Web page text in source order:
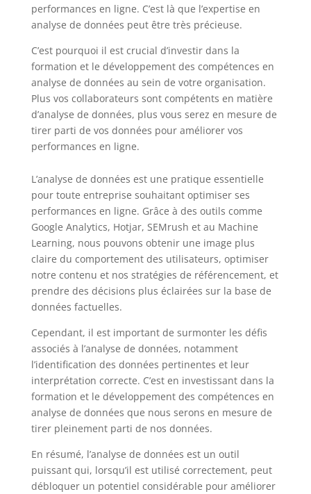
performances en ligne. C’est là que l’expertise en
analyse de données peut être très précieuse.
C’est pourquoi il est crucial d’investir dans la
formation et le développement des compétences en
analyse de données au sein de votre organisation.
Plus vos collaborateurs sont compétents en matière
d’analyse de données, plus vous serez en mesure de
tirer parti de vos données pour améliorer vos
performances en ligne.
L’analyse de données est une pratique essentielle
pour toute entreprise souhaitant optimiser ses
performances en ligne. Grâce à des outils comme
Google Analytics, Hotjar, SEMrush et au Machine
Learning, nous pouvons obtenir une image plus
claire du comportement des utilisateurs, optimiser
notre contenu et nos stratégies de référencement, et
prendre des décisions plus éclairées sur la base de
données factuelles.
Cependant, il est important de surmonter les défis
associés à l’analyse de données, notamment
l’identification des données pertinentes et leur
interprétation correcte. C’est en investissant dans la
formation et le développement des compétences en
analyse de données que nous serons en mesure de
tirer pleinement parti de nos données.
En résumé, l’analyse de données est un outil
puissant qui, lorsqu’il est utilisé correctement, peut
débloquer un potentiel considérable pour améliorer